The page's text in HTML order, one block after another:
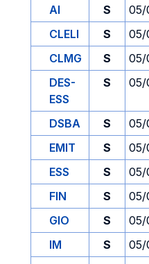
AI
S 05/
CLELI
S 05/
CLMG
S 05/
DES-
ESS
S 05/
DSBA S 05/
EMIT
S 05/
ESS
S 05/
FIN
S 05/
GIO
S 05/
IM
S 05/